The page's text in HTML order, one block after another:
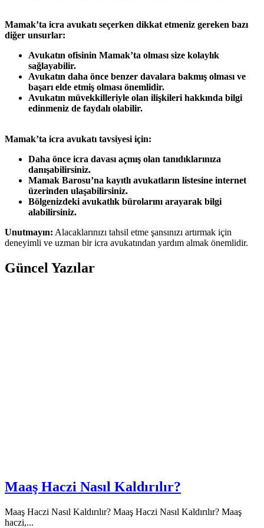
Mamak’ta icra avukatı seçerken dikkat etmeniz gereken bazı
diğer unsurlar:
Avukatın ofisinin Mamak’ta olması size kolaylık
sağlayabilir.
Avukatın daha önce benzer davalara bakmış olması ve
başarı elde etmiş olması önemlidir.
Avukatın müvekkilleriyle olan ilişkileri hakkında bilgi
edinmeniz de faydalı olabilir.
Mamak’ta icra avukatı tavsiyesi için:
Daha önce icra davası açmış olan tanıdıklarınıza
danışabilirsiniz.
Mamak Barosu’na kayıtlı avukatların listesine internet
üzerinden ulaşabilirsiniz.
Bölgenizdeki avukatlık bürolarını arayarak bilgi
alabilirsiniz.
Unutmayın: Alacaklarınızı tahsil etme şansınızı artırmak için
deneyimli ve uzman bir icra avukatından yardım almak önemlidir.
Güncel Yazılar
Maaş Haczi Nasıl Kaldırılır?
Maaş Haczi Nasıl Kaldırılır? Maaş Haczi Nasıl Kaldırılır? Maaş
haczi,...